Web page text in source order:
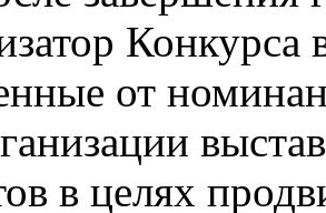
Конкурса
от
в целях